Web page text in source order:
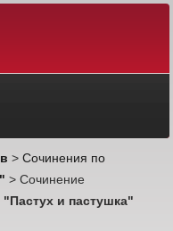
>Сочинения по
> Сочинение
и пастушка"